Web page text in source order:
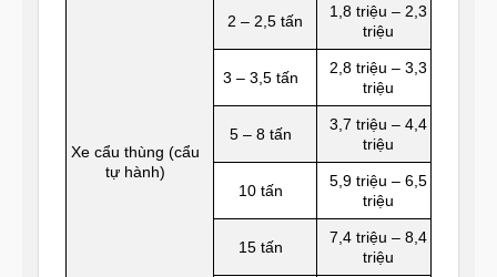
Xe cẩu thùng (cẩu
tự hành)
2 – 2,5 tấn
1,8 triệu – 2,3
triệu
3 – 3,5 tấn
2,8 triệu – 3,3
triệu
5 – 8 tấn
3,7 triệu – 4,4
triệu
10 tấn
5,9 triệu – 6,5
triệu
15 tấn
7,4 triệu – 8,4
triệu